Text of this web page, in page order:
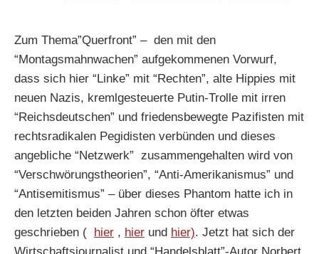
Zum Thema”Querfront” – den mit den
“Montagsmahnwachen” aufgekommenen Vorwurf,
dass sich hier “Linke” mit “Rechten”, alte Hippies mit
neuen Nazis, kremlgesteuerte Putin-Trolle mit irren
“Reichsdeutschen” und friedensbewegte Pazifisten mit
rechtsradikalen Pegidisten verbünden und dieses
angebliche “Netzwerk” zusammengehalten wird von
“Verschwörungstheorien”, “Anti-Amerikanismus” und
“Antisemitismus” – über dieses Phantom hatte ich in
den letzten beiden Jahren schon öfter etwas
geschrieben ( hier , hier und hier). Jetzt hat sich der